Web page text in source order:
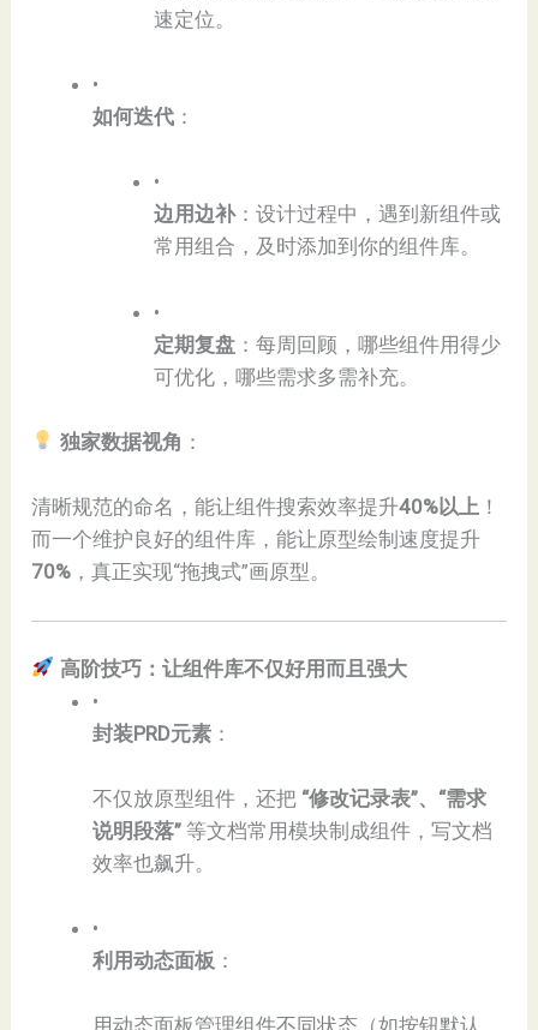
速定位。
•
​如何迭代​ ​：
•
​边用边补​​：设计过程中，遇到新组件或
常用组合，及时添加到你的组件库。
•
​定期复盘​ ​：每周回顾，哪些组件用得少
可优化，哪些需求多需补充。
独家数据视角​ ​：
清晰规范的命名，能让组件搜索效率提升​​40%以上​ ​！
而一个维护良好的组件库，能让原型绘制速度提升​
70%​ ​，真正实现“拖拽式”画原型。
高阶技巧：让组件库不仅好用而且强大​
•
​封装PRD元素​ ​：
不仅放原型组件，还把 ​ ​“修改记录表”、“需求
说明段落”​ ​ 等文档常用模块制成组件，写文档
效率也飙升。
•
​利用动态面板​ ​：